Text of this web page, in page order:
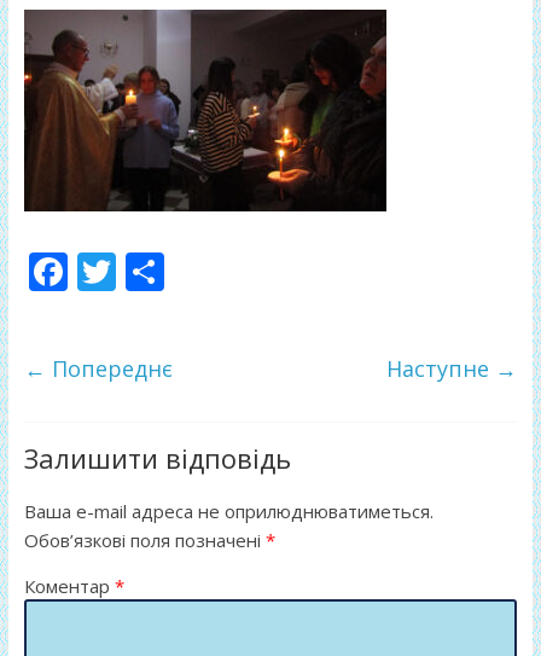
F
b
o
k
T
er
П
л
т
и
ся
← Попереднє Наступне →
Залишити відповідь
Ваша e-mail адреса не оприлюднюватиметься.
Обов’язкові поля позначені *
Коментар *